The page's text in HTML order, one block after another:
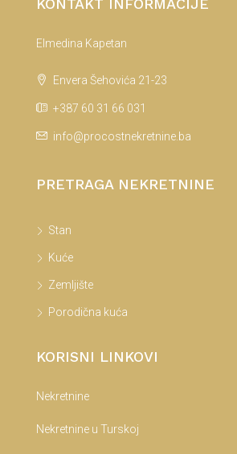
Elmedina Kapetan
Envera Šehovića 21-23
+387 60 31 66 031
info@procostnekretnine.ba
PRETRAGA NEKRETNINE
Stan
Kuće
Zemljište
Porodična kuća
KORISNI LINKOVI
Nekretnine
Nekretnine u Turskoj